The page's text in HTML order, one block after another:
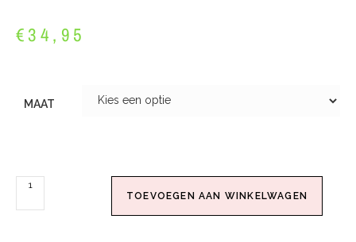
€34,95
MAAT
TOEVOEGEN AAN WINKELWAGEN